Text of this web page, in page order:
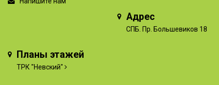
Адрес
СПБ. Пр. Большевиков 18
Планы этажей
ТРК "Невский"